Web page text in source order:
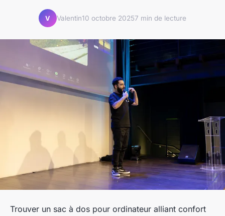
V Valentin10 octobre 20257 min de lecture
Trouver un sac à dos pour ordinateur alliant confort